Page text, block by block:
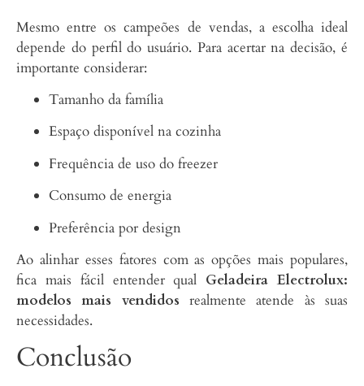
Mesmo entre os campeões de vendas, a escolha ideal
depende do perfil do usuário. Para acertar na decisão, é
importante considerar:
Tamanho da família
Espaço disponível na cozinha
Frequência de uso do freezer
Consumo de energia
Preferência por design
Ao alinhar esses fatores com as opções mais populares,
fica mais fácil entender qual Geladeira Electrolux:
modelos mais vendidos realmente atende às suas
necessidades.
Conclusão